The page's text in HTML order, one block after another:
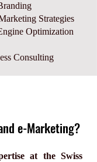
Strategies
Optimization
Consulting
e-Marketing?
at the Swiss